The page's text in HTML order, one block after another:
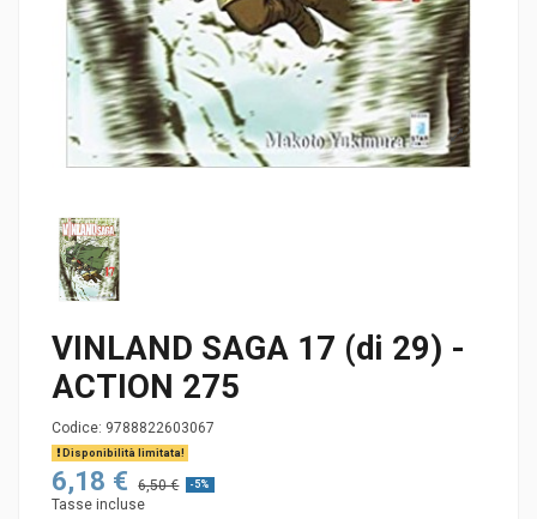
VINLAND SAGA 17 (di 29) -
ACTION 275
Codice: 9788822603067
Disponibilità limitata!
6,18 € 6,50 € -5%
Tasse incluse